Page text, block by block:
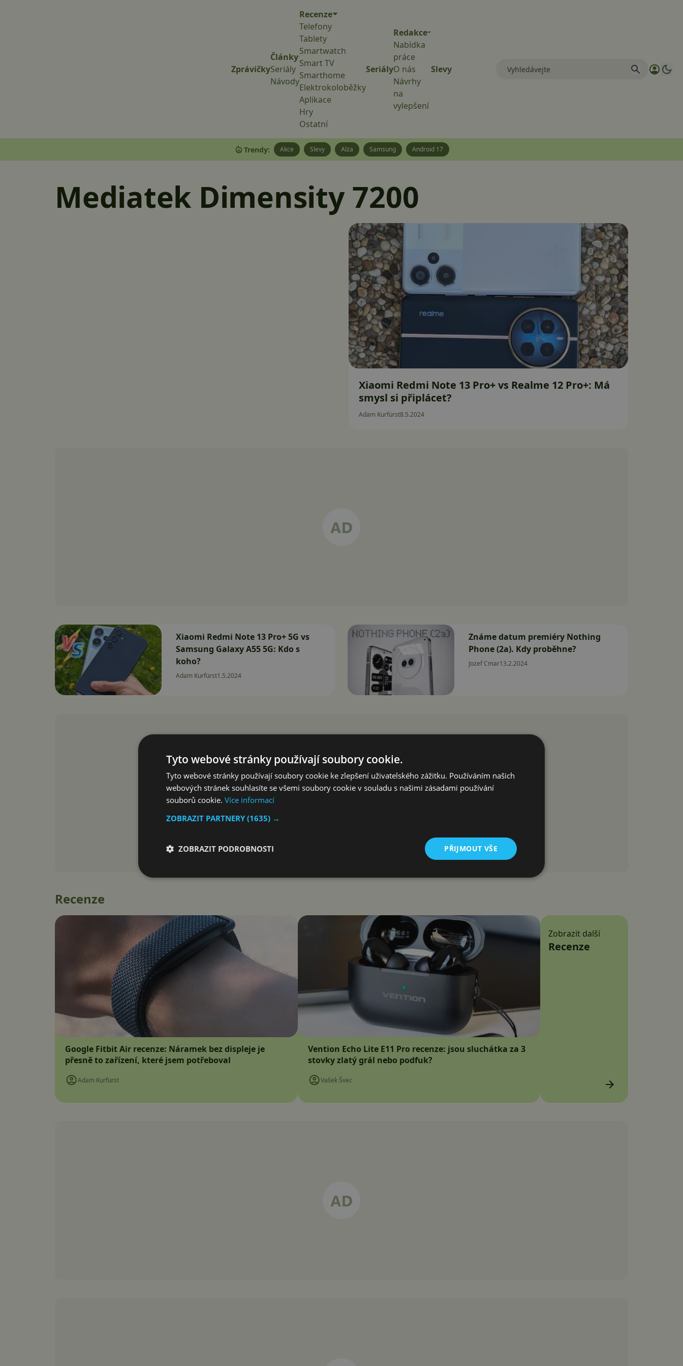
Zprávičky
Články
Seriály
Návody
Recenze
Telefony
Tablety
Smartwatch
Smart TV
Smarthome
Elektrokoloběžky
Aplikace
Hry
Ostatní
Seriály
Redakce
Nabídka
práce
O nás
Návrhy
na
vylepšení
Slevy
Trendy: Akce Slevy Alza Samsung Android 17
Mediatek Dimensity 7200
Xiaomi Redmi Note 13 Pro+ vs Realme 12 Pro+: Má
smysl si připlácet?
Adam Kurfürst8.5.2024
Xiaomi Redmi Note 13 Pro+ 5G vs
Samsung Galaxy A55 5G: Kdo s
koho?
Adam Kurfürst1.5.2024
Známe datum premiéry Nothing
Phone (2a). Kdy proběhne?
Jozef Cmar13.2.2024
Recenze
Google Fitbit Air recenze: Náramek bez displeje je
přesně to zařízení, které jsem potřeboval
Adam Kurfürst
Vention Echo Lite E11 Pro recenze: jsou sluchátka za 3
stovky zlatý grál nebo podfuk?
Vašek Švec
Zobrazit další
Recenze
Tyto webové stránky používají soubory cookie.
Tyto webové stránky používají soubory cookie ke zlepšení uživatelského zážitku. Používáním našich
webových stránek souhlasíte se všemi soubory cookie v souladu s našimi zásadami používání
souborů cookie. Více informací
ZOBRAZIT PARTNERY(1635) →
PŘIJMOUT VŠE
ZOBRAZIT PODROBNOSTI